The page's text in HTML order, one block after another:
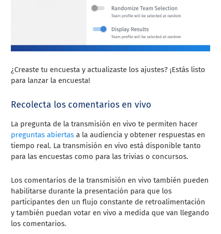
¿Creaste tu encuesta y actualizaste los ajustes? ¡Estás listo
para lanzar la encuesta!
Recolecta los comentarios en vivo
La pregunta de la transmisión en vivo te permiten hacer
preguntas abiertas a la audiencia y obtener respuestas en
tiempo real. La transmisión en vivo está disponible tanto
para las encuestas como para las trivias o concursos.
Los comentarios de la transmisión en vivo también pueden
habilitarse durante la presentación para que los
participantes den un flujo constante de retroalimentación
y también puedan votar en vivo a medida que van llegando
los comentarios.